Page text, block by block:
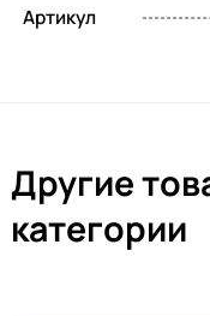
Артикул
Другие
категории